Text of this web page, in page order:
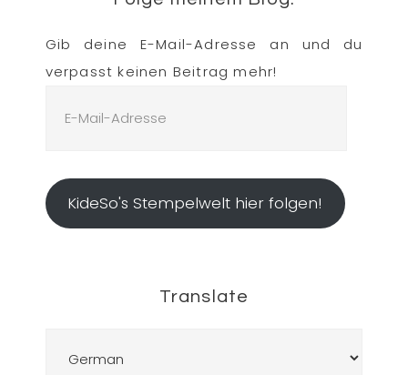
Gib deine E-Mail-Adresse an und du
verpasst keinen Beitrag mehr!
Mail-
KideSo's Stempelwelt hier folgen!
Translate